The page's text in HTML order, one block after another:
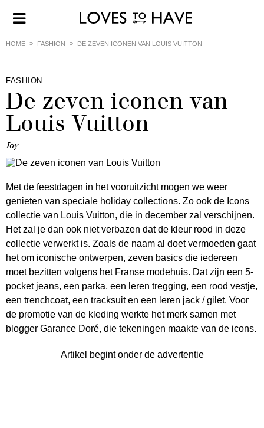
HOME FASHION DE ZEVEN ICONEN VAN LOUIS VUITTON
FASHION
De zeven iconen van
Louis Vuitton
Joy
Met de feestdagen in het vooruitzicht mogen we weer
genieten van speciale holiday collections. Zo ook de Icons
collectie van Louis Vuitton, die in december zal verschijnen.
Het zal je dan ook niet verbazen dat de kleur rood in deze
collectie verwerkt is. Zoals de naam al doet vermoeden gaat
het om iconische ontwerpen, zeven basics die iedereen
moet bezitten volgens het Franse modehuis. Dat zijn een 5-
pocket jeans, een parka, een leren tregging, een rood vestje,
een trenchcoat, een tracksuit en een leren jack / gilet. Voor
de promotie van de kleding werkte het merk samen met
blogger Garance Doré, die tekeningen maakte van de icons.
Artikel begint onder de advertentie